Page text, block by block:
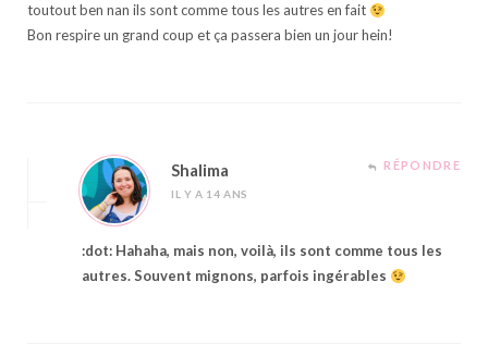
toutout ben nan ils sont comme tous les autres en fait
Bon respire un grand coup et ça passera bien un jour hein!
Shalima
IL Y A 14 ANS
RÉPONDRE
:dot: Hahaha, mais non, voilà, ils sont comme tous les
autres. Souvent mignons, parfois ingérables